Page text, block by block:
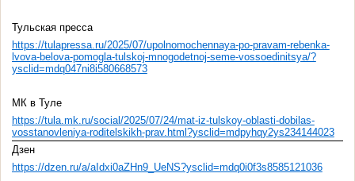
Тульская пресса
https://tulapressa.ru/2025/07/upolnomochennaya-po-pravam-rebenka-
lvova-belova-pomogla-tulskoj-mnogodetnoj-seme-vossoedinitsya/?
ysclid=mdq047ni8i580668573
МК в Туле
https://tula.mk.ru/social/2025/07/24/mat-iz-tulskoy-oblasti-dobilas-
vosstanovleniya-roditelskikh-prav.html?ysclid=mdpyhqy2ys234144023
Дзен
https://dzen.ru/a/aIdxi0aZHn9_UeNS?ysclid=mdq0i0f3s8585121036